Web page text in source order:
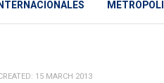
METRÓPOLI
15 MARCH 2013